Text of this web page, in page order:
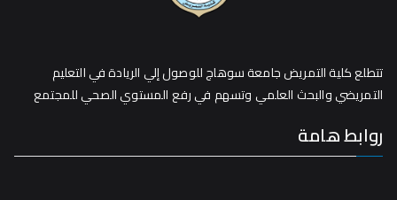
تتطلع كلية التمريض جامعة سوهاج للوصول إلي الريادة في التعليم
التمريضي والبحث العلمي وتسهم في رفع المستوي الصحي للمجتمع
روابط هامة